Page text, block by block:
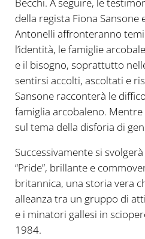
Becchi. A seguire, le
della regista Fiona Sansone
Antonelli affronteranno
l’identità, le famiglie
e il bisogno, soprattutto
sentirsi accolti, ascoltati e
Sansone racconterà le
famiglia arcobaleno.
sul tema della disforia di
Successivamente si
“Pride”, brillante e
britannica, una storia vera
alleanza tra un gruppo di
e i minatori gallesi in
1984.